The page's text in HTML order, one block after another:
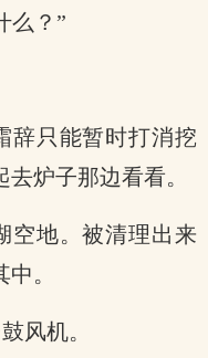
么？”
辞只能暂时打消挖
炉子那边看看。
空地。被清理出来
。
风机。